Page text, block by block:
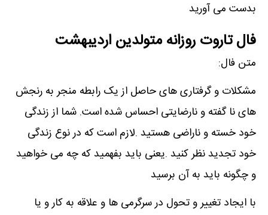
بدست می آورید
فال تاروت روزانه متولدین اردیبهشت
متن فال:
مشکلات و گرفتاری های حاصل از یک رابطه منجر به رنجش
های نا گفته و نارضایتی احساس شده است. شما از زندگی
خود خسته و ناراضی هستید .لازم است که در نوع زندگی
خود تجدید نظر کنید .یعنی باید بفهمید که چه می خواهید
و چگونه باید به آن برسید
با ایجاد تغییر و تحول در سرگرمی ها و علاقه به کار و یا